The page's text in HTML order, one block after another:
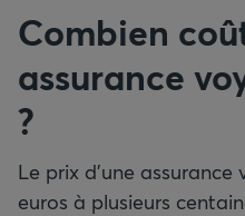
Combien
assurance
?
Le prix d’une
euros à plusieurs